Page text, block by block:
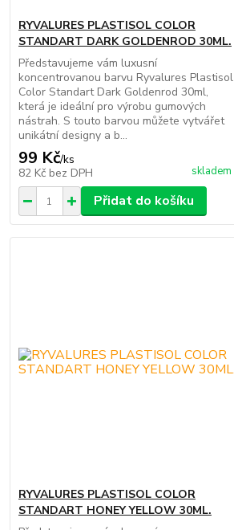
RYVALURES PLASTISOL COLOR
STANDART DARK GOLDENROD 30ML.
Představujeme vám luxusní
koncentrovanou barvu Ryvalures Plastisol
Color Standart Dark Goldenrod 30ml,
která je ideální pro výrobu gumových
nástrah. S touto barvou můžete vytvářet
unikátní designy a b...
99 Kč/ks
82 Kč bez DPH skladem
Přidat do košíku
RYVALURES PLASTISOL COLOR
STANDART HONEY YELLOW 30ML.